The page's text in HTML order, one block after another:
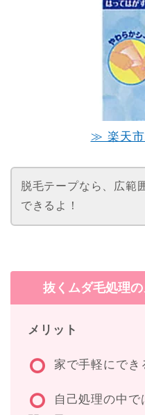
≫ 楽天市
脱毛テープなら、広範
できるよ！
抜くムダ毛処理
メリット
家で手軽にでき
自己処理の中